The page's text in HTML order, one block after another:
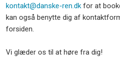
kontakt@danske-ren.dkfor at
kan også benytte dig af
forsiden.
Vi glæder os til at høre fra dig!​